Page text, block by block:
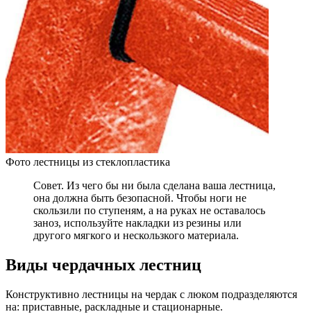
Фото лестницы из стеклопластика
Совет. Из чего бы ни была сделана ваша лестница,
она должна быть безопасной. Чтобы ноги не
скользили по ступеням, а на руках не оставалось
заноз, используйте накладки из резины или
другого мягкого и нескользкого материала.
Виды чердачных лестниц
Конструктивно лестницы на чердак с люком подразделяются
на: приставные, раскладные и стационарные.